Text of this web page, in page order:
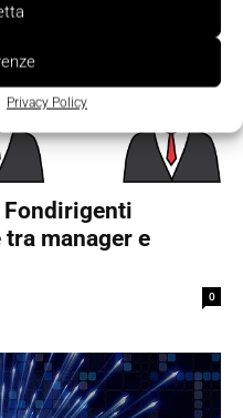
Privacy Policy
Fondirigenti
manager e
0